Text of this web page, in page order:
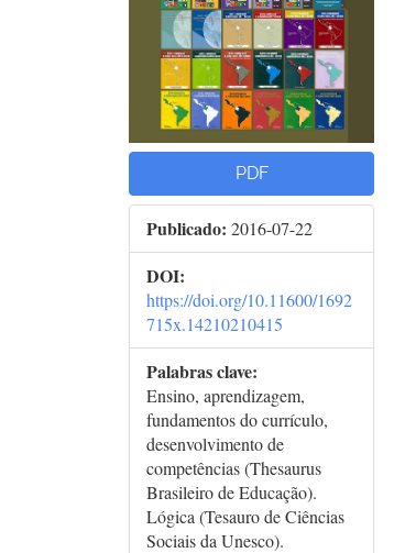
PDF
Publicado: 2016-07-22
DOI:
https://doi.org/10.11600/1692
715x.14210210415
Palabras clave:
Ensino, aprendizagem,
fundamentos do currículo,
desenvolvimento de
competências (Thesaurus
Brasileiro de Educação).
Lógica (Tesauro de Ciências
Sociais da Unesco).